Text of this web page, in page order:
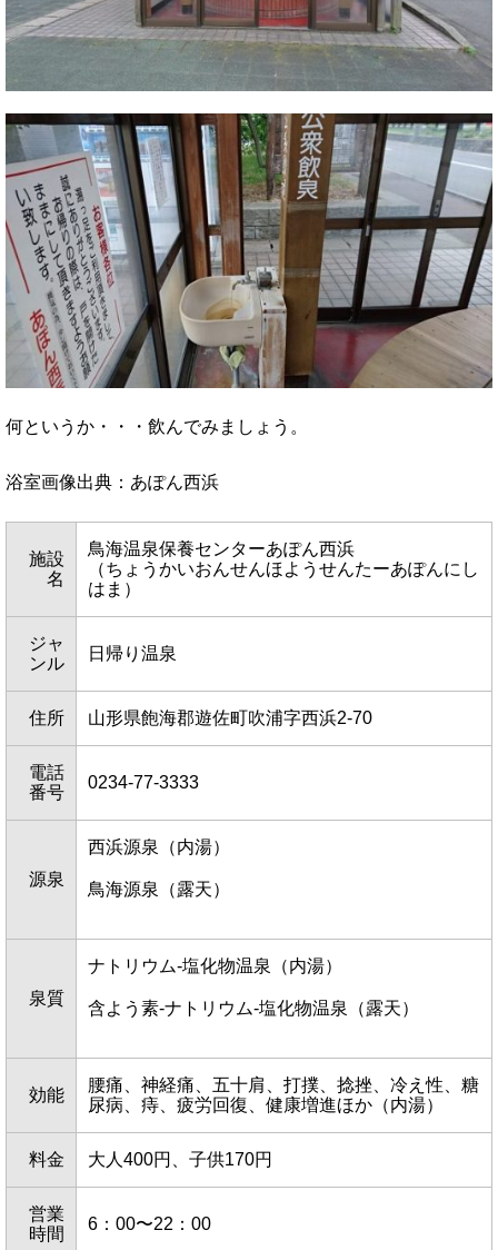
何というか・・・飲んでみましょう。
浴室画像出典：あぽん西浜
施設
名
鳥海温泉保養センターあぽん西浜
（ちょうかいおんせんほようせんたーあぽんにし
はま）
ジャ
ンル
日帰り温泉
住所 山形県飽海郡遊佐町吹浦字西浜2-70
電話
番号
0234-77-3333
源泉
西浜源泉（内湯）
鳥海源泉（露天）
泉質
ナトリウム-塩化物温泉（内湯）
含よう素-ナトリウム-塩化物温泉（露天）
効能
腰痛、神経痛、五十肩、打撲、捻挫、冷え性、糖
尿病、痔、疲労回復、健康増進ほか（内湯）
料金 大人400円、子供170円
営業
時間
6：00〜22：00